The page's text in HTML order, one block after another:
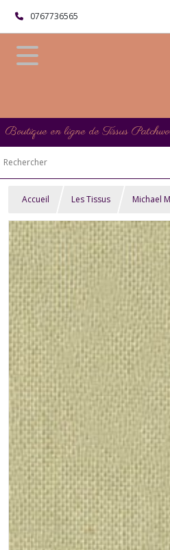
0767736565
Boutique en ligne de Tissus
Accueil Les Tissus Michael